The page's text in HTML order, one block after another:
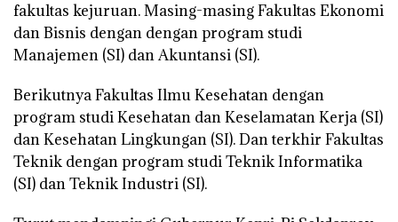
fakultas kejuruan. Masing-masing Fakultas Ekonomi
dan Bisnis dengan dengan program studi
Manajemen (SI) dan Akuntansi (SI).
Berikutnya Fakultas Ilmu Kesehatan dengan
program studi Kesehatan dan Keselamatan Kerja (SI)
dan Kesehatan Lingkungan (SI). Dan terkhir Fakultas
Teknik dengan program studi Teknik Informatika
(SI) dan Teknik Industri (SI).